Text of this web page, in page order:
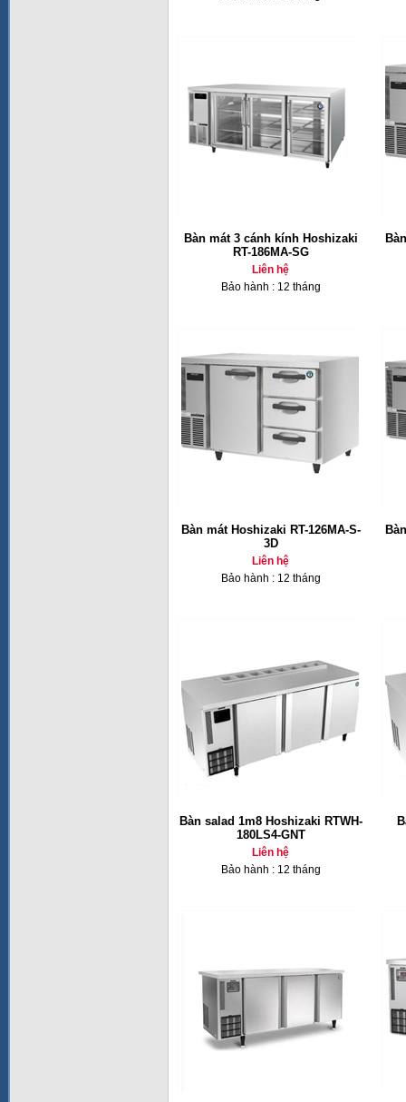
Bàn mát 3 cánh kính Hoshizaki
RT-186MA-SG
Liên hệ
Bảo hành : 12 tháng
Bàn mát Hoshizaki RT-126MA-S-
3D
Liên hệ
Bảo hành : 12 tháng
Bàn salad 1m8 Hoshizaki RTWH-
180LS4-GNT
Liên hệ
Bảo hành : 12 tháng